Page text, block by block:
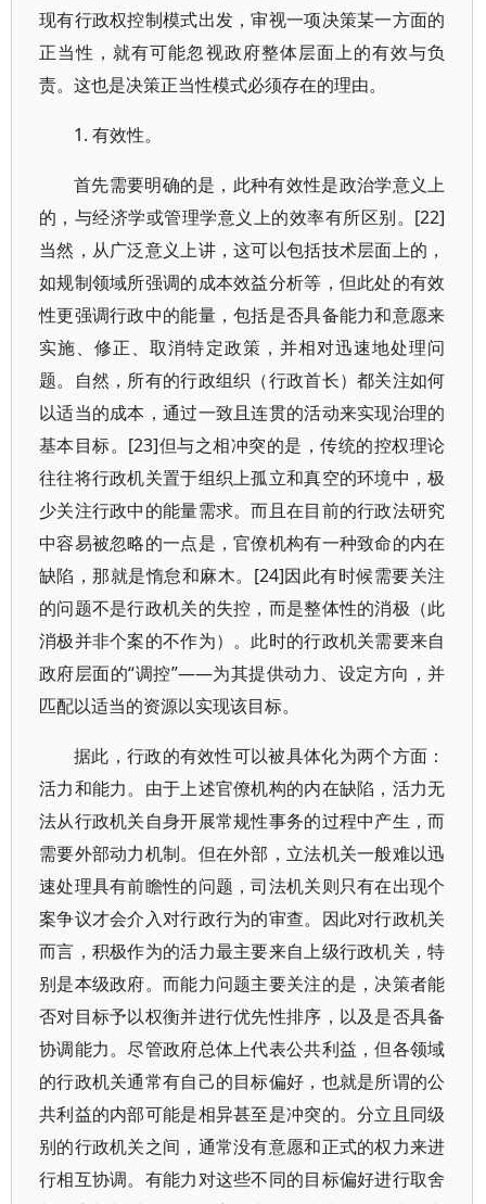
现有行政权控制模式出发，审视一项决策某一方面的
正当性，就有可能忽视政府整体层面上的有效与负
责。这也是决策正当性模式必须存在的理由。
1. 有效性。
首先需要明确的是，此种有效性是政治学意义上
的，与经济学或管理学意义上的效率有所区别。[22]
当然，从广泛意义上讲，这可以包括技术层面上的，
如规制领域所强调的成本效益分析等，但此处的有效
性更强调行政中的能量，包括是否具备能力和意愿来
实施、修正、取消特定政策，并相对迅速地处理问
题。自然，所有的行政组织（行政首长）都关注如何
以适当的成本，通过一致且连贯的活动来实现治理的
基本目标。[23]但与之相冲突的是，传统的控权理论
往往将行政机关置于组织上孤立和真空的环境中，极
少关注行政中的能量需求。而且在目前的行政法研究
中容易被忽略的一点是，官僚机构有一种致命的内在
缺陷，那就是惰怠和麻木。[24]因此有时候需要关注
的问题不是行政机关的失控，而是整体性的消极（此
消极并非个案的不作为）。此时的行政机关需要来自
政府层面的“调控”——为其提供动力、设定方向，并
匹配以适当的资源以实现该目标。
据此，行政的有效性可以被具体化为两个方面：
活力和能力。由于上述官僚机构的内在缺陷，活力无
法从行政机关自身开展常规性事务的过程中产生，而
需要外部动力机制。但在外部，立法机关一般难以迅
速处理具有前瞻性的问题，司法机关则只有在出现个
案争议才会介入对行政行为的审查。因此对行政机关
而言，积极作为的活力最主要来自上级行政机关，特
别是本级政府。而能力问题主要关注的是，决策者能
否对目标予以权衡并进行优先性排序，以及是否具备
协调能力。尽管政府总体上代表公共利益，但各领域
的行政机关通常有自己的目标偏好，也就是所谓的公
共利益的内部可能是相异甚至是冲突的。分立且同级
别的行政机关之间，通常没有意愿和正式的权力来进
行相互协调。有能力对这些不同的目标偏好进行取舍